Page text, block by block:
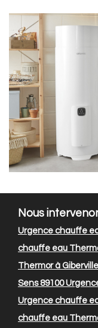
Nous
Urgence chauffe
chauffe eau
Thermor à
Sens 89100
Urgence chauffe
chauffe eau